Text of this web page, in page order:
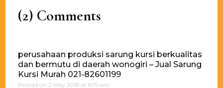
(2) Comments
perusahaan produksi sarung kursi berkualitas
dan bermutu di daerah wonogiri – Jual Sarung
Kursi Murah 021-82601199
Posted on 2 May 2018 at 8:19 am